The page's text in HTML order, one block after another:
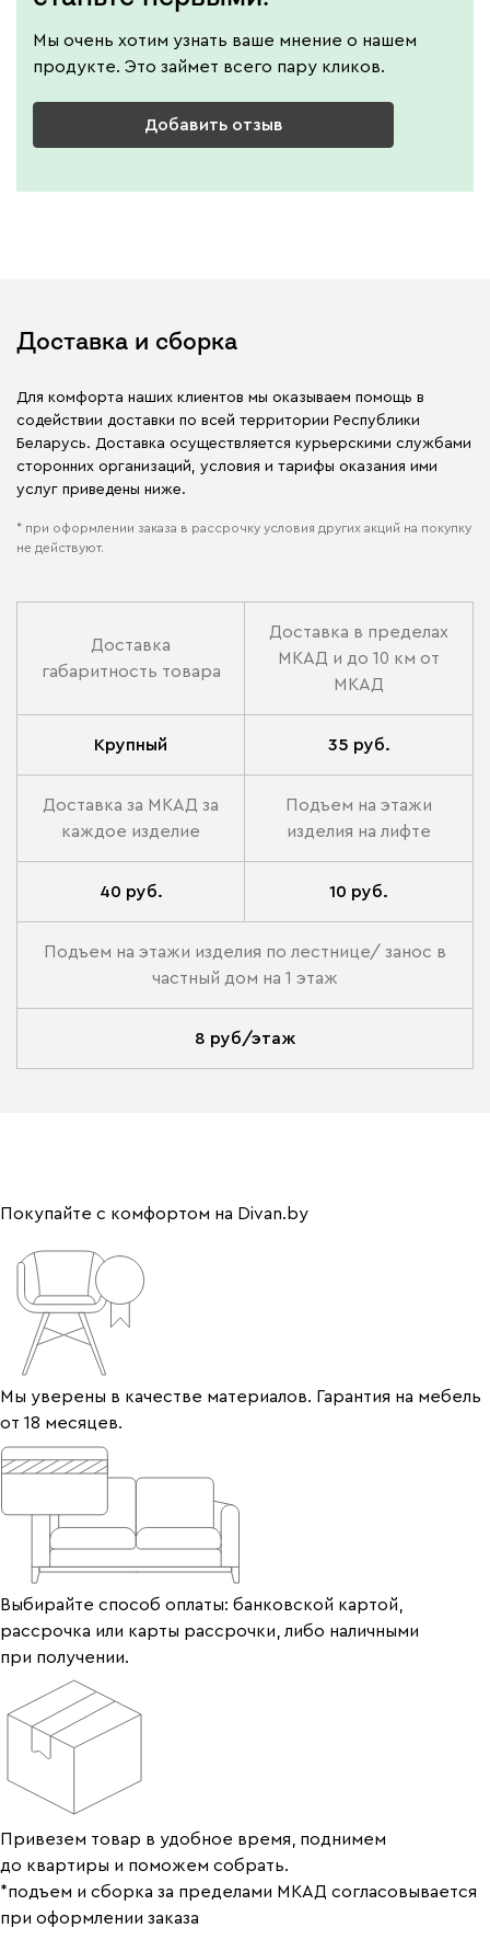
Мы очень хотим узнать ваше мнение о нашем
продукте. Это займет всего пару кликов.
Добавить отзыв
Доставка и сборка
Для комфорта наших клиентов мы оказываем помощь в
содействии доставки по всей территории Республики
Беларусь. Доставка осуществляется курьерскими службами
сторонних организаций, условия и тарифы оказания ими
услуг приведены ниже.
* при оформлении заказа в рассрочку условия других акций на покупку
не действуют.
Доставка
габаритность товара
Доставка в пределах
МКАД и до 10 км от
МКАД
Крупный 35 руб.
Доставка за МКАД за
каждое изделие
Подъем на этажи
изделия на лифте
40 руб. 10 руб.
Подъем на этажи изделия по лестнице/ занос в
частный дом на 1 этаж
8 руб/этаж
Покупайте с комфортом на Divan.by
Мы уверены в качестве материалов. Гарантия на мебель
от 18 месяцев.
Выбирайте способ оплаты: банковской картой,
рассрочка или карты рассрочки, либо наличными
при получении.
Привезем товар в удобное время, поднимем
до квартиры и поможем собрать.
*подъем и сборка за пределами МКАД согласовывается
при оформлении заказа